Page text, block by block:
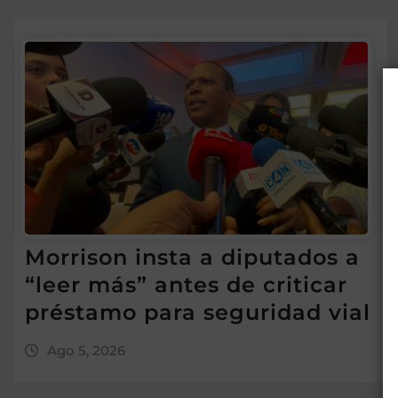
Morrison insta a diputados a
“leer más” antes de criticar
préstamo para seguridad vial
Ago 5, 2026